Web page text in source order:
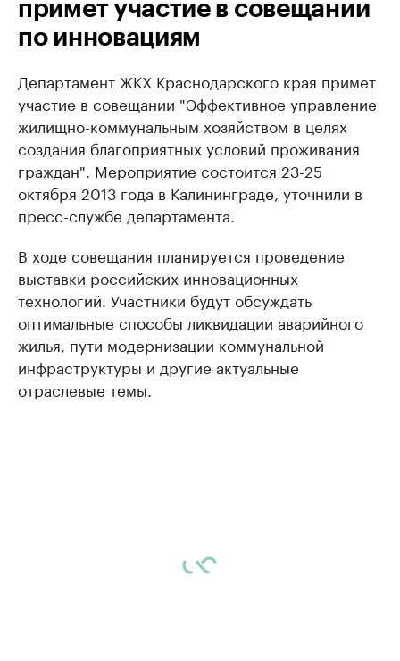
примет участие в совещании
по инновациям
Департамент ЖКХ Краснодарского края примет
участие в совещании "Эффективное управление
жилищно-коммунальным хозяйством в целях
создания благоприятных условий проживания
граждан". Мероприятие состоится 23-25
октября 2013 года в Калининграде, уточнили в
пресс-службе департамента.
В ходе совещания планируется проведение
выставки российских инновационных
технологий. Участники будут обсуждать
оптимальные способы ликвидации аварийного
жилья, пути модернизации коммунальной
инфраструктуры и другие актуальные
отраслевые темы.